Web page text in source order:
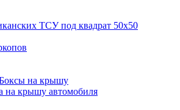
ТСУ под квадрат 50х50
на крышу
на крышу автомобиля